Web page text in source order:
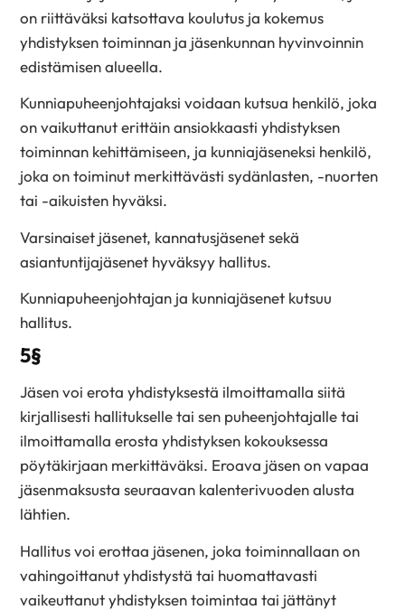
on riittäväksi katsottava koulutus ja kokemus
yhdistyksen toiminnan ja jäsenkunnan hyvinvoinnin
edistämisen alueella.
Kunniapuheenjohtajaksi voidaan kutsua henkilö, joka
on vaikuttanut erittäin ansiokkaasti yhdistyksen
toiminnan kehittämiseen, ja kunniajäseneksi henkilö,
joka on toiminut merkittävästi sydänlasten, -nuorten
tai -aikuisten hyväksi.
Varsinaiset jäsenet, kannatusjäsenet sekä
asiantuntijajäsenet hyväksyy hallitus.
Kunniapuheenjohtajan ja kunniajäsenet kutsuu
hallitus.
5§
Jäsen voi erota yhdistyksestä ilmoittamalla siitä
kirjallisesti hallitukselle tai sen puheenjohtajalle tai
ilmoittamalla erosta yhdistyksen kokouksessa
pöytäkirjaan merkittäväksi. Eroava jäsen on vapaa
jäsenmaksusta seuraavan kalenterivuoden alusta
lähtien.
Hallitus voi erottaa jäsenen, joka toiminnallaan on
vahingoittanut yhdistystä tai huomattavasti
vaikeuttanut yhdistyksen toimintaa tai jättänyt